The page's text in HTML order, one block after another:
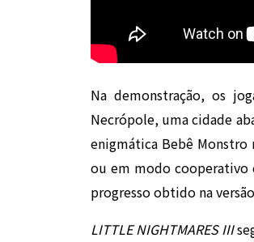
Na demonstração, os
Necrópole, uma cidade
enigmática Bebê Monstro
ou em modo cooperativo
progresso obtido na
LITTLE NIGHTMARES III